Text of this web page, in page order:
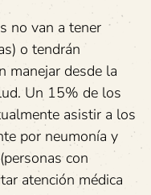
no van a tener
o tendrán
manejar desde la
Un 15% de los
asistir a los
por neumonía y
con
atención médica